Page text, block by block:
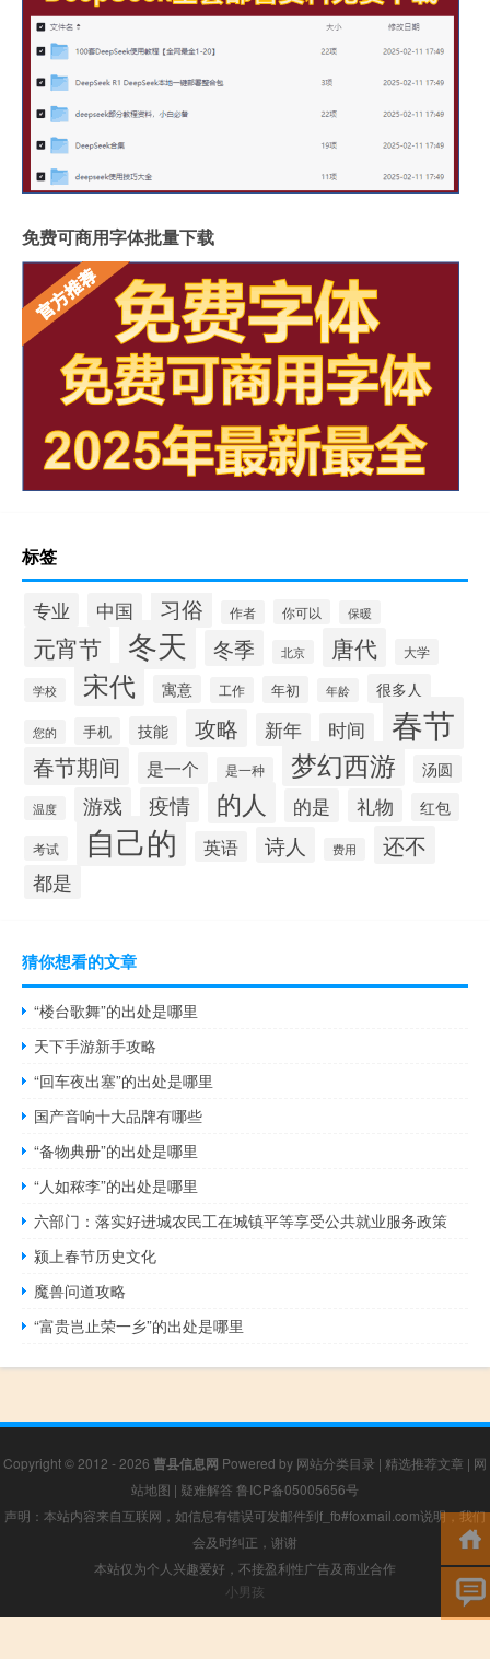
免费可商用字体批量下载
标签
专业 中国 习俗 作者 你可以 保暖
元宵节 冬天 冬季 北京 唐代 大学
学校 宋代 寓意 工作 年初 年龄 很多人
您的 手机 技能 攻略 新年 时间 春节
春节期间 是一个 是一种 梦幻西游 汤圆
温度 游戏 疫情 的人 的是 礼物 红包
考试 自己的 英语 诗人 费用 还不
都是
猜你想看的文章
“楼台歌舞”的出处是哪里
天下手游新手攻略
“回车夜出塞”的出处是哪里
国产音响十大品牌有哪些
“备物典册”的出处是哪里
“人如秾李”的出处是哪里
六部门：落实好进城农民工在城镇平等享受公共就业服务政策
颍上春节历史文化
魔兽问道攻略
“富贵岂止荣一乡”的出处是哪里
Copyright © 2012 - 2026 曹县信息网 Powered by 网站分类目录 | 精选推荐文章 | 网
站地图 | 疑难解答 鲁ICP备05005656号
声明：本站内容来自互联网，如信息有错误可发邮件到f_fb#foxmail.com说明，我们
会及时纠正，谢谢
本站仅为个人兴趣爱好，不接盈利性广告及商业合作
小男孩